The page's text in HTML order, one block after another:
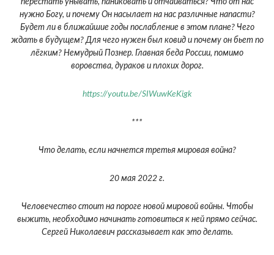
перестать унывать, паниковать и отчаиваться? Что от нас
нужно Богу, и почему Он насылает на нас различные напасти?
Будет ли в ближайшие годы послабление в этом плане? Чего
ждать в будущем? Для чего нужен был ковид и почему он бьет по
лёгким? Немудрый Познер. Главная беда России, помимо
воровства, дураков и плохих дорог.
https://youtu.be/SIWuwKeKigk
***
Что делать, если начнется третья мировая война?
20 мая 2022 г.
Человечество стоит на пороге новой мировой войны. Чтобы
выжить, необходимо начинать готовиться к ней прямо сейчас.
Сергей Николаевич рассказывает как это делать.